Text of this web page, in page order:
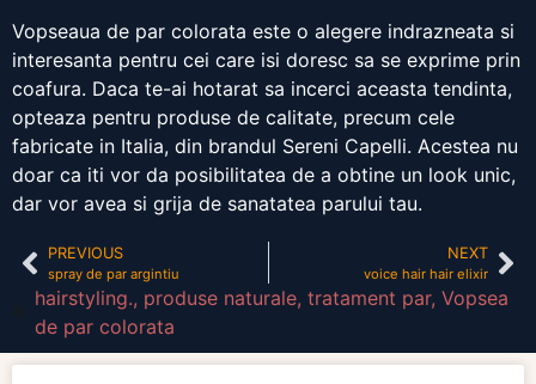
Vopseaua de par colorata este o alegere indrazneata si
interesanta pentru cei care isi doresc sa se exprime prin
coafura. Daca te-ai hotarat sa incerci aceasta tendinta,
opteaza pentru produse de calitate, precum cele
fabricate in Italia, din brandul Sereni Capelli. Acestea nu
doar ca iti vor da posibilitatea de a obtine un look unic,
dar vor avea si grija de sanatatea parului tau.
PREVIOUS
spray de par argintiu
NEXT
voice hair hair elixir
hairstyling., produse naturale, tratament par, Vopsea
de par colorata